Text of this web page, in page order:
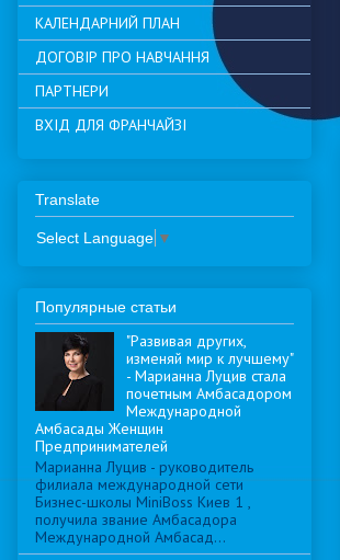
КАЛЕНДАРНИЙ ПЛАН
ДОГОВІР ПРО НАВЧАННЯ
ПАРТНЕРИ
ВХІД ДЛЯ ФРАНЧАЙЗІ
Translate
Select Language ▼
Популярные статьи
"Развивая других,
изменяй мир к лучшему"
- Марианна Луцив стала
почетным Амбасадором
Международной
Амбасады Женщин
Предпринимателей
Марианна Луцив - руководитель
филиала международной сети
Бизнес-школы MiniBoss Киев 1 ,
получила звание Амбасадора
Международной Амбасад...